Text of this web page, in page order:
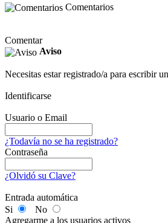
Comentarios
Comentar
Aviso
Necesitas estar registrado/a para escribir
Identificarse
Usuario o Email
¿Todavía no se ha registrado?
Contraseña
¿Olvidó su Clave?
Entrada automática
Si
No
Agregarme a los usuarios activos